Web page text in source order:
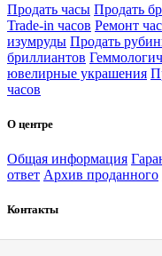
Продать часы Продать
Trade-in часов Ремонт
изумруды Продать
бриллиантов
ювелирные украшения
часов
О центре
Общая информация
ответ Архив проданного
Контакты
Москва Санкт-Петербург